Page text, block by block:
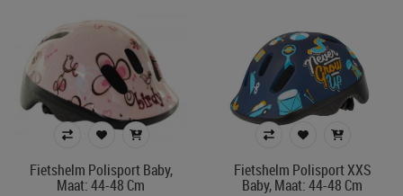
Fietshelm Polisport Baby,
Maat: 44-48 Cm
Fietshelm Polisport XXS
Baby, Maat: 44-48 Cm